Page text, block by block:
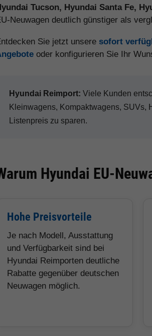
Tucson, Hyundai Santa Fe,
Neuwagen deutlich günstiger als
Sie jetzt unsere sofort
oder konfigurieren Sie Ihr
Hyundai Reimport: Viele Kunden
Kleinwagens, Kompaktwagens, SUVs,
Listenpreis zu sparen.
Hyundai EU-
Hohe Preisvorteile
Je nach Modell, Ausstattung
und Verfügbarkeit sind bei
Hyundai Reimporten deutliche
Rabatte gegenüber deutschen
Neuwagen möglich.